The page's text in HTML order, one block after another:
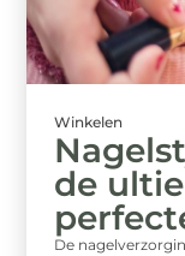
Winkelen
de
De